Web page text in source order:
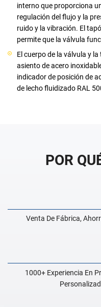
interno que proporciona
regulación del flujo y la
ruido y la vibración. El
permite que la válvula
El cuerpo de la válvula y
asiento de acero
indicador de posición de
de lecho fluidizado RAL
POR
Venta De Fábrica,
1000+ Experiencia En